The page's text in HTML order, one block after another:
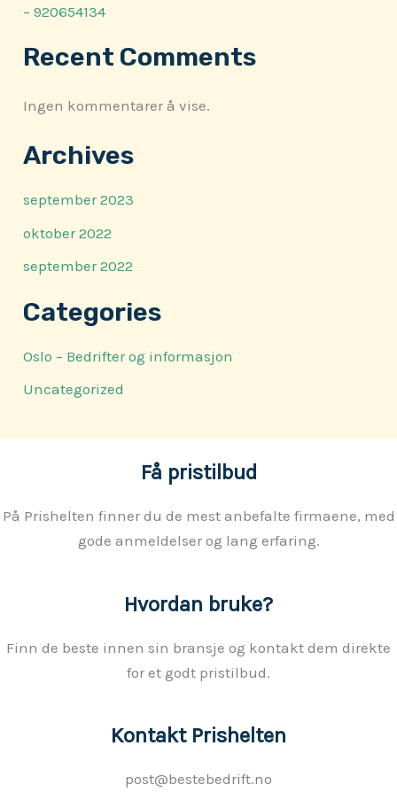
– 920654134
Recent Comments
Ingen kommentarer å vise.
Archives
september 2023
oktober 2022
september 2022
Categories
Oslo – Bedrifter og informasjon
Uncategorized
Få pristilbud
På Prishelten finner du de mest anbefalte firmaene, med
gode anmeldelser og lang erfaring.
Hvordan bruke?
Finn de beste innen sin bransje og kontakt dem direkte
for et godt pristilbud.
Kontakt Prishelten
post@bestebedrift.no